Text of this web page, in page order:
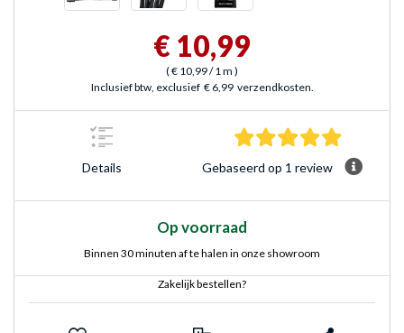
€ 10,99
(€ 10,99/ 1 m )
Inclusief btw, exclusief € 6,99 verzendkosten.
Details Gebaseerd op 1 review
Op voorraad
Binnen 30 minuten af te halen in onze showroom
Zakelijk bestellen?